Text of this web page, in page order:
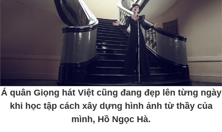
Á quân Giọng hát Việt cũng đang đẹp lên từng ngày
khi học tập cách xây dựng hình ảnh từ thầy của
mình, Hồ Ngọc Hà.